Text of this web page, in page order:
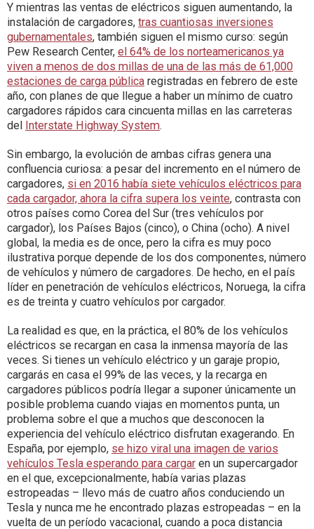
Y mientras las ventas de eléctricos siguen aumentando, la
instalación de cargadores, tras cuantiosas inversiones
gubernamentales, también siguen el mismo curso: según
Pew Research Center, el 64% de los norteamericanos ya
viven a menos de dos millas de una de las más de 61,000
estaciones de carga pública registradas en febrero de este
año, con planes de que llegue a haber un mínimo de cuatro
cargadores rápidos cara cincuenta millas en las carreteras
del
Interstate Highway System.
Sin embargo, la evolución de ambas cifras genera una
confluencia curiosa: a pesar del incremento en el número de
cargadores, si en 2016 había siete vehículos eléctricos para
cada cargador, ahora la cifra supera los veinte, contrasta con
otros países como Corea del Sur (tres vehículos por
cargador), los Países Bajos (cinco), o China (ocho). A nivel
global, la media es de once, pero la cifra es muy poco
ilustrativa porque depende de los dos componentes, número
de vehículos y número de cargadores. De hecho, en el país
líder en penetración de vehículos eléctricos, Noruega, la cifra
es de treinta y cuatro vehículos por cargador.
La realidad es que, en la práctica, el 80% de los vehículos
eléctricos se recargan en casa la inmensa mayoría de las
veces. Si tienes un vehículo eléctrico y un garaje propio,
cargarás en casa el 99% de las veces, y la recarga en
cargadores públicos podría llegar a suponer únicamente un
posible problema cuando viajas en momentos punta, un
problema sobre el que a muchos que desconocen la
experiencia del vehículo eléctrico disfrutan exagerando. En
España, por ejemplo, se hizo viral una imagen de varios
vehículos Tesla esperando para cargar en un supercargador
en el que, excepcionalmente, había varias plazas
estropeadas – llevo más de cuatro años conduciendo un
Tesla y nunca me he encontrado plazas estropeadas – en la
vuelta de un período vacacional, cuando a poca distancia